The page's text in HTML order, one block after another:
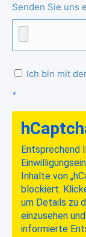
Senden Sie uns
Ich bin mit
*